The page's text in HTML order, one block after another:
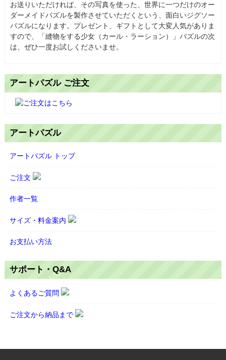
お送りいただければ、その写真を使った、世界に一つだけのオー
ダーメイドパズルを製作させていただくという、面白いジグソー
パズルになります。プレゼント、ギフトとして大変人気がありま
すので、「縫物をする少女（カール・ラーション）」パズルの次
は、ぜひ一度お試しくださいませ。
アートパズル ご注文
アートパズル
アートパズル トップ
ご注文
作者一覧
サイズ・料金案内
お支払い方法
サポート・Q&A
よくあるご質問
ご注文から納品まで